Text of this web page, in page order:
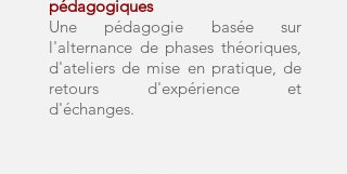
pédagogiques
Une pédagogie basée sur
l'alternance de phases théoriques,
d'ateliers de mise en pratique, de
retours d'expérience et
d'échanges.